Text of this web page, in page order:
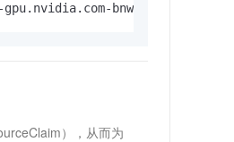
bnwhj -o yaml
），从而为